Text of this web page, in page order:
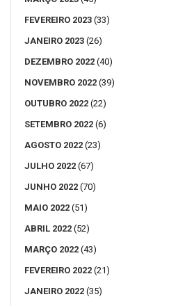
FEVEREIRO 2023 (33)
JANEIRO 2023 (26)
DEZEMBRO 2022 (40)
NOVEMBRO 2022 (39)
OUTUBRO 2022 (22)
SETEMBRO 2022 (6)
AGOSTO 2022 (23)
JULHO 2022 (67)
JUNHO 2022 (70)
MAIO 2022 (51)
ABRIL 2022 (52)
MARÇO 2022 (43)
FEVEREIRO 2022 (21)
JANEIRO 2022 (35)